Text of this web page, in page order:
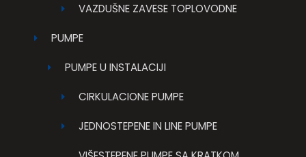
VAZDUŠNE ZAVESE TOPLOVODNE
PUMPE
PUMPE U INSTALACIJI
CIRKULACIONE PUMPE
JEDNOSTEPENE IN LINE PUMPE